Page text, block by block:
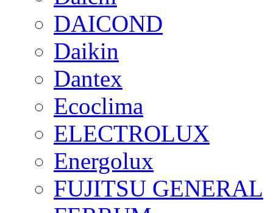
DAICOND
Daikin
Dantex
Ecoclima
ELECTROLUX
Energolux
FUJITSU GENERAL